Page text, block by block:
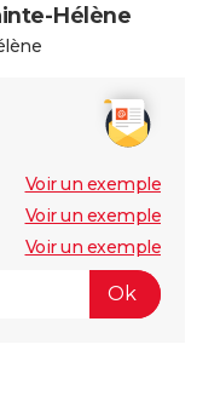
Hélène
Voir un exemple
Voir un exemple
Voir un exemple